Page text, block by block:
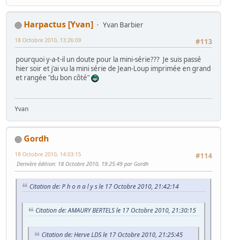
Harpactus [Yvan]
Yvan Barbier
#113
18 Octobre 2010, 13:26:09
pourquoi y-a-t-il un doute pour la mini-série??? Je suis passé
hier soir et j'ai vu la mini série de Jean-Loup imprimée en grand
et rangée "du bon côté"
Yvan
Gordh
#114
18 Octobre 2010, 14:03:15
Dernière édition: 18 Octobre 2010, 19:25:49 par Gordh
Citation de: P h o n a l y s le 17 Octobre 2010, 21:42:14
Citation de: AMAURY BERTELS le 17 Octobre 2010, 21:30:15
Citation de: Herve LDS le 17 Octobre 2010, 21:25:45